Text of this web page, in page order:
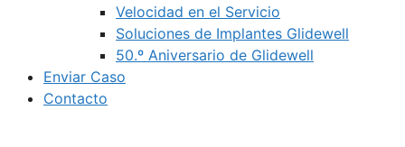
Velocidad en el Servicio
Soluciones de Implantes Glidewell
50.º Aniversario de Glidewell
Enviar Caso
Contacto